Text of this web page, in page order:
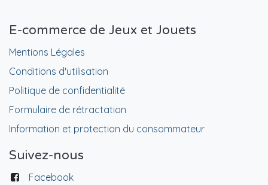
E-commerce de Jeux et Jouets
Mentions Légales
Conditions d'utilisation
Politique de confidentialité
Formulaire de rétractation
Information et protection du consommateur
Suivez-nous
Facebook